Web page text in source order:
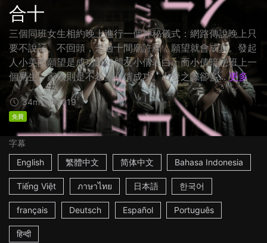
合十
三個同班女生相約晚上進行一個神秘儀式：網路傳說晚上只
要不說話、不回頭，走過十間廟許願，願望就會成真。發起
人小美的願望是成功跟好朋友小倩表白；而小倩暗戀班上一
個男生；家欣則是不希望小倩成功。出發之際卻多... 更多
34m臺灣2019
免費
字幕
English
繁體中文 简体中文 Bahasa Indonesia
Tiếng Việt ภาษาไทย 日本語 한국어
français Deutsch Español Português
हिन्दी